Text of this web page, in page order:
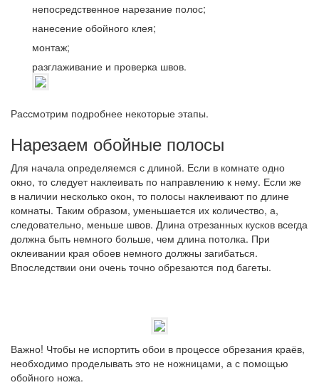
непосредственное нарезание полос;
нанесение обойного клея;
монтаж;
разглаживание и проверка швов.
Рассмотрим подробнее некоторые этапы.
Нарезаем обойные полосы
Для начала определяемся с длиной. Если в комнате одно
окно, то следует наклеивать по направлению к нему. Если же
в наличии несколько окон, то полосы наклеивают по длине
комнаты. Таким образом, уменьшается их количество, а,
следовательно, меньше швов. Длина отрезанных кусков всегда
должна быть немного больше, чем длина потолка. При
оклеивании края обоев немного должны загибаться.
Впоследствии они очень точно обрезаются под багеты.
Важно! Чтобы не испортить обои в процессе обрезания краёв,
необходимо проделывать это не ножницами, а с помощью
обойного ножа.